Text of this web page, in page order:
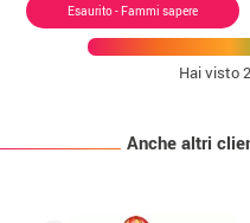
Esaurito - Fammi sapere
Hai visto
Anche altri